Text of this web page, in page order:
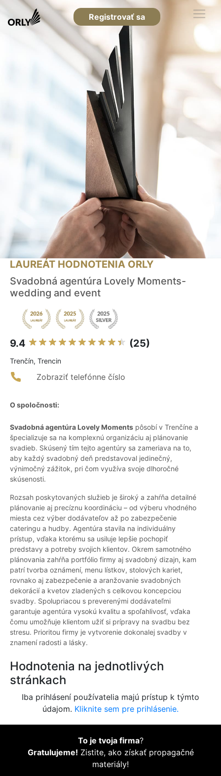
Registrovať sa
LAUREÁT HODNOTENIA ORLY
Svadobná agentúra Lovely Moments-
wedding and event
9.4 (25)
Trenčín, Trencin
Zobraziť telefónne číslo
O spoločnosti:
Svadobná agentúra Lovely Moments pôsobí v Trenčíne a
špecializuje sa na komplexnú organizáciu aj plánovanie
svadieb. Skúsený tím tejto agentúry sa zameriava na to,
aby každý svadobný deň predstavoval jedinečný,
výnimočný zážitok, pri čom využíva svoje dlhoročné
skúsenosti.
Rozsah poskytovaných služieb je široký a zahŕňa detailné
plánovanie aj precíznu koordináciu – od výberu vhodného
miesta cez výber dodávateľov až po zabezpečenie
cateringu a hudby. Agentúra stavila na individuálny
prístup, vďaka ktorému sa usiluje lepšie pochopiť
predstavy a potreby svojich klientov. Okrem samotného
plánovania zahŕňa portfólio firmy aj svadobný dizajn, kam
patrí tvorba oznámení, menu lístkov, stolových kariet,
rovnako aj zabezpečenie a aranžovanie svadobných
dekorácií a kvetov zladených s celkovou koncepciou
svadby. Spolupriacou s preverenými dodávateľmi
garantuje agentúra vysokú kvalitu a spoľahlivosť, vďaka
čomu umožňuje klientom užiť si prípravy na svadbu bez
stresu. Prioritou firmy je vytvorenie dokonalej svadby v
znamení radosti a lásky.
Hodnotenia na jednotlivých
stránkach
Iba prihlásení používatelia majú prístup k týmto
údajom. Kliknite sem pre prihlásenie.
To je tvoja firma?
Gratulujeme! Zistite, ako získať propagačné
materiály!